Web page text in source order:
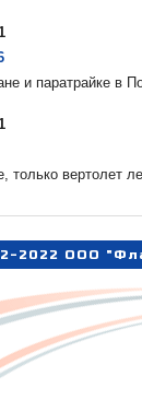
и паратрайке в
только вертолет
2022 ООО